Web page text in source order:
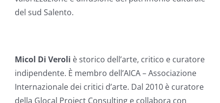
del sud Salento.
Micol Di Veroli è storico dell’arte, critico e curatore
indipendente. È membro dell’AICA – Associazione
Internazionale dei critici d’arte. Dal 2010 è curatore
della Glocal Project Consulting e collabora con